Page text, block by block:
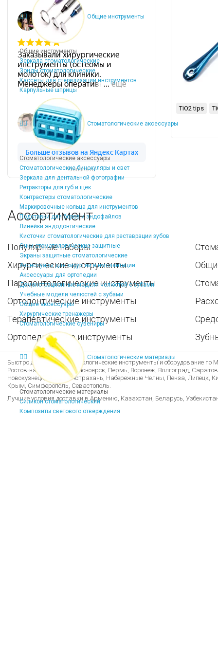
Общие инструменты
Общие инструменты
Зеркала стоматологические
Зонды стоматологические
Кассеты для стерилизации инструментов
Карпульные шприцы
Стоматологические аксессуары
Стоматологические аксессуары
Стоматологические бинокуляры и свет
Зеркала для дентальной фотографии
Ретракторы для губ и щек
Контрастеры стоматологические
Маркировочные кольца для инструментов
Подставки для боров и эндофайлов
Линейки эндодонтические
Кисточки стоматологические для реставрации зубов
Очки стоматологические защитные
Экраны защитные стоматологические
Аксессуары для хирургии и имплантации
Аксессуары для ортопедии
Демонстрационные модели челюстей с зубами
Учебные модели челюстей с зубами
Общие аксессуары
Хирургические тренажеры
Стоматологические сувениры
Стоматологические материалы
Стоматологические материалы
Силикон стоматологический
Композиты светового отверждения
Dentins.ru
TiO2 tips
Ассортимент
Популярные наборы
Хирургические инструменты
Пародонтологические инструменты
Ортодонтические инструменты
Терапевтические инструменты
Ортопедические инструменты
Быстро доставим стоматологические инструменты и оборудование
Ростов-на-Дону, Уфа, Красноярск, Пермь, Воронеж, Волгоград,
Новокузнецк, Рязань, Астрахань, Набережные Челны, Пенза, Липецк,
Крым, Симферополь, Севастополь.
Лучшие условия доставки в Армению, Казахстан, Беларусь,